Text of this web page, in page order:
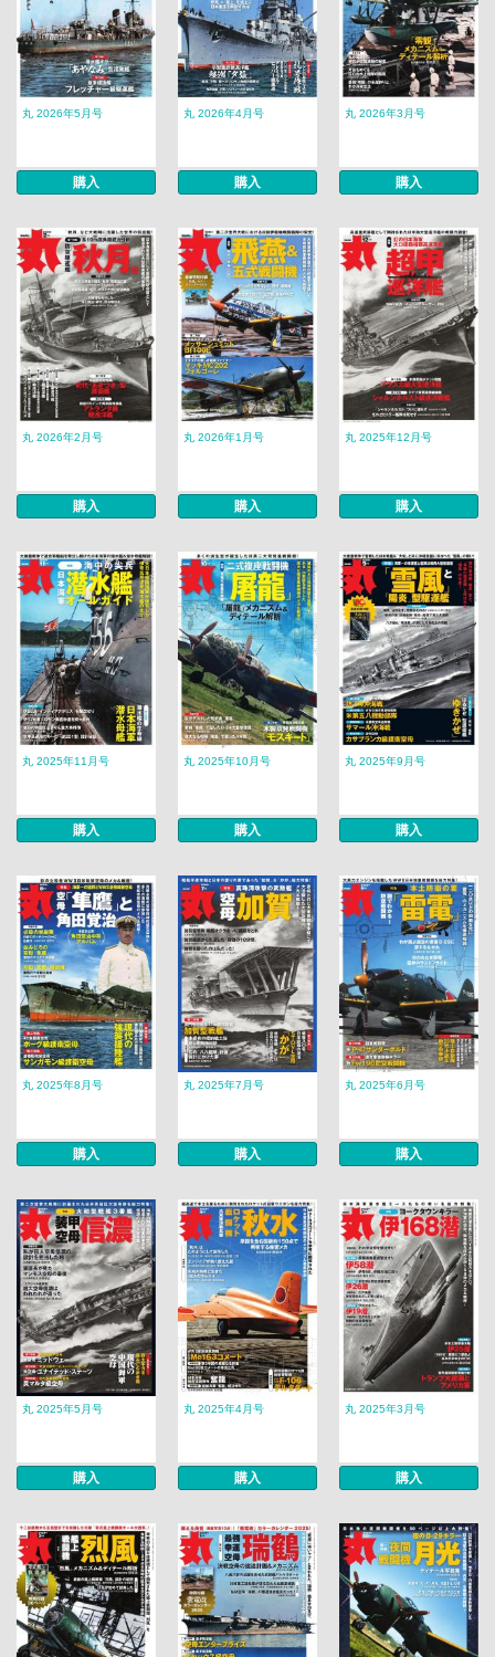
丸 2026年5月号
購入
丸 2026年4月号
購入
丸 2026年3月号
購入
丸 2026年2月号
購入
丸 2026年1月号
購入
丸 2025年12月号
購入
丸 2025年11月号
購入
丸 2025年10月号
購入
丸 2025年9月号
購入
丸 2025年8月号
購入
丸 2025年7月号
購入
丸 2025年6月号
購入
丸 2025年5月号
購入
丸 2025年4月号
購入
丸 2025年3月号
購入